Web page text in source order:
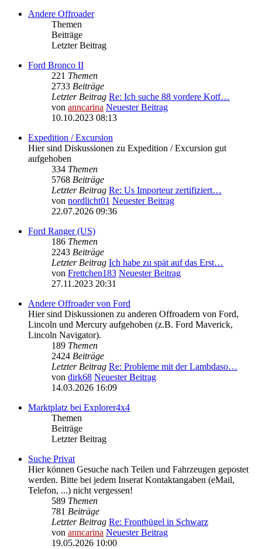
Andere Offroader
Themen
Beiträge
Letzter Beitrag
Ford Bronco II
221 Themen
2733 Beiträge
Letzter Beitrag Re: Ich suche 88 vordere Kotf…
von anncarina Neuester Beitrag
10.10.2023 08:13
Expedition / Excursion
Hier sind Diskussionen zu Expedition / Excursion gut
aufgehoben
334 Themen
5768 Beiträge
Letzter Beitrag Re: Us Importeur zertifiziert…
von nordlicht01 Neuester Beitrag
22.07.2026 09:36
Ford Ranger (US)
186 Themen
2243 Beiträge
Letzter Beitrag Ich habe zu spät auf das Erst…
von Frettchen183 Neuester Beitrag
27.11.2023 20:31
Andere Offroader von Ford
Hier sind Diskussionen zu anderen Offroadern von Ford,
Lincoln und Mercury aufgehoben (z.B. Ford Maverick,
Lincoln Navigator).
189 Themen
2424 Beiträge
Letzter Beitrag Re: Probleme mit der Lambdaso…
von dirk68 Neuester Beitrag
14.03.2026 16:09
Marktplatz bei Explorer4x4
Themen
Beiträge
Letzter Beitrag
Suche Privat
Hier können Gesuche nach Teilen und Fahrzeugen gepostet
werden. Bitte bei jedem Inserat Kontaktangaben (eMail,
Telefon, ...) nicht vergessen!
589 Themen
781 Beiträge
Letzter Beitrag Re: Frontbügel in Schwarz
von anncarina Neuester Beitrag
19.05.2026 10:00